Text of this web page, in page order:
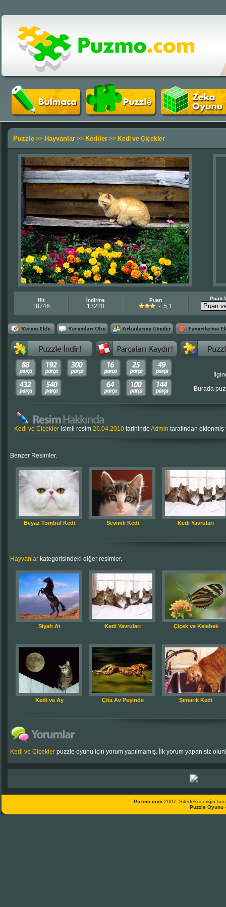
Puzzle >> Hayvanlar >> Kediler >> Kedi ve Çiçekler
Hit
18746
İndirme
13220
Puan
- 5,1
Puan
Burada
Kedi ve Çiçekler isimli resim 26.04.2010 tarihinde Admin tarafından
Benzer Resimler.
Beyaz Tombul Kedi Sevimli Kedi Kedi Yavruları
Hayvanlar kategorisindeki diğer resimler.
Siyah At Kedi Yavruları Çiçek ve Kelebek
Kedi ve Ay Çita Av Peşinde Şımarık Kedi
Kedi ve Çiçekler puzzle oyunu için yorum yapılmamış. İlk yorum yapan siz olun!
Puzmo.com2007. Sitedeki içeriğin tüm
Puzzle Oyunu